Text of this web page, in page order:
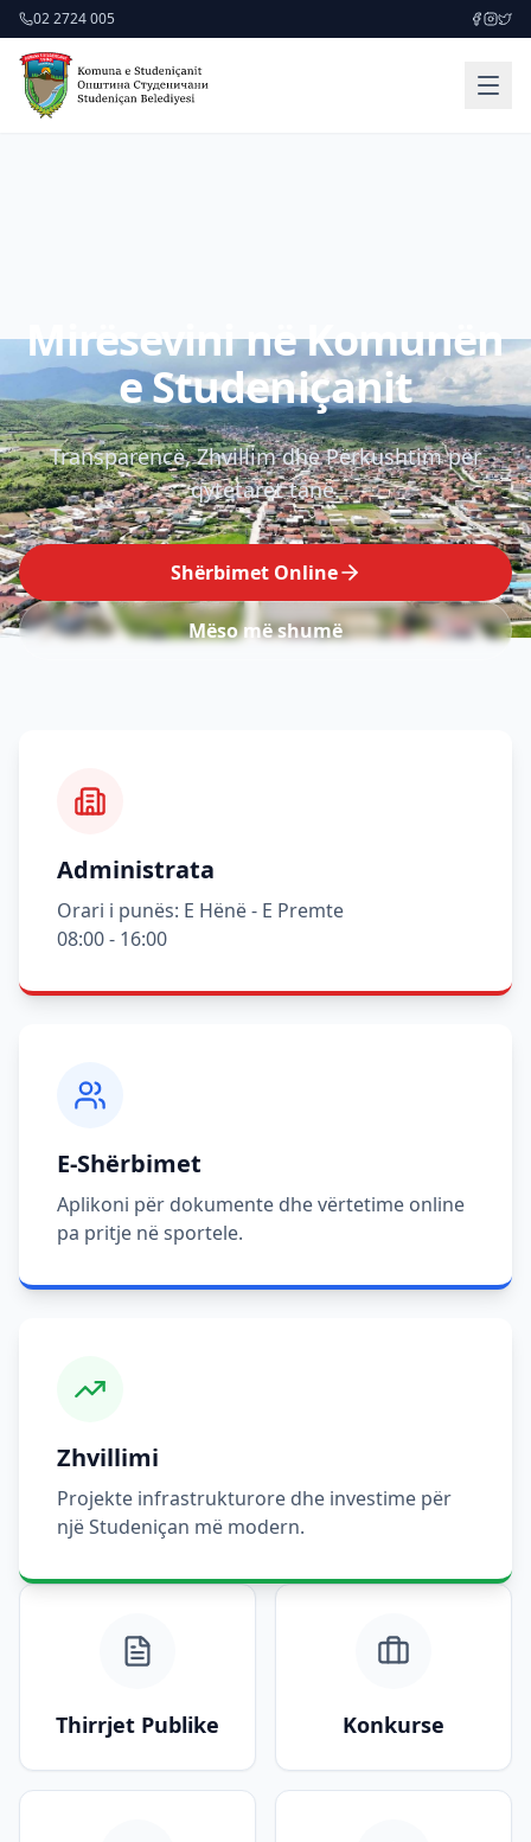
02 2724 005
Mirësevini në Komunën
e Studeniçanit
Transparencë, Zhvillim dhe Përkushtim për
qytetarët tanë.
Shërbimet Online
Mëso më shumë
Administrata
Orari i punës: E Hënë - E Premte
08:00 - 16:00
E-Shërbimet
Aplikoni për dokumente dhe vërtetime online
pa pritje në sportele.
Zhvillimi
Projekte infrastrukturore dhe investime për
një Studeniçan më modern.
Thirrjet Publike Konkurse